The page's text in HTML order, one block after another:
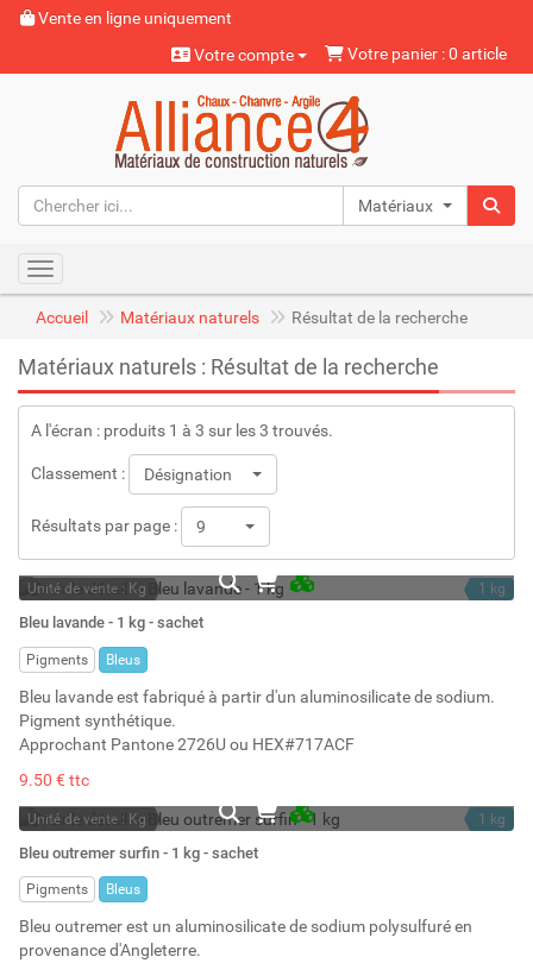
Vente en ligne uniquement
Votre compte
Votre panier : 0 article
Matériaux naturels
Toggle navigation
Accueil Matériaux naturels Résultat de la recherche
Matériaux naturels : Résultat de la recherche
A l'écran : produits 1 à 3 sur les 3 trouvés.
Classement : Désignation
Résultats par page : 9
Unité de vente : Kg
En stock permanent
Stock : 11
1 kg
Bleu lavande - 1 kg - sachet
Pigments Bleus
Bleu lavande est fabriqué à partir d'un aluminosilicate de sodium.
Pigment synthétique.
Approchant Pantone 2726U ou HEX#717ACF
9.50 € ttc
Unité de vente : Kg
En stock permanent
Stock : 52
1 kg
Bleu outremer surfin - 1 kg - sachet
Pigments Bleus
Bleu outremer est un aluminosilicate de sodium polysulfuré en
provenance d'Angleterre.